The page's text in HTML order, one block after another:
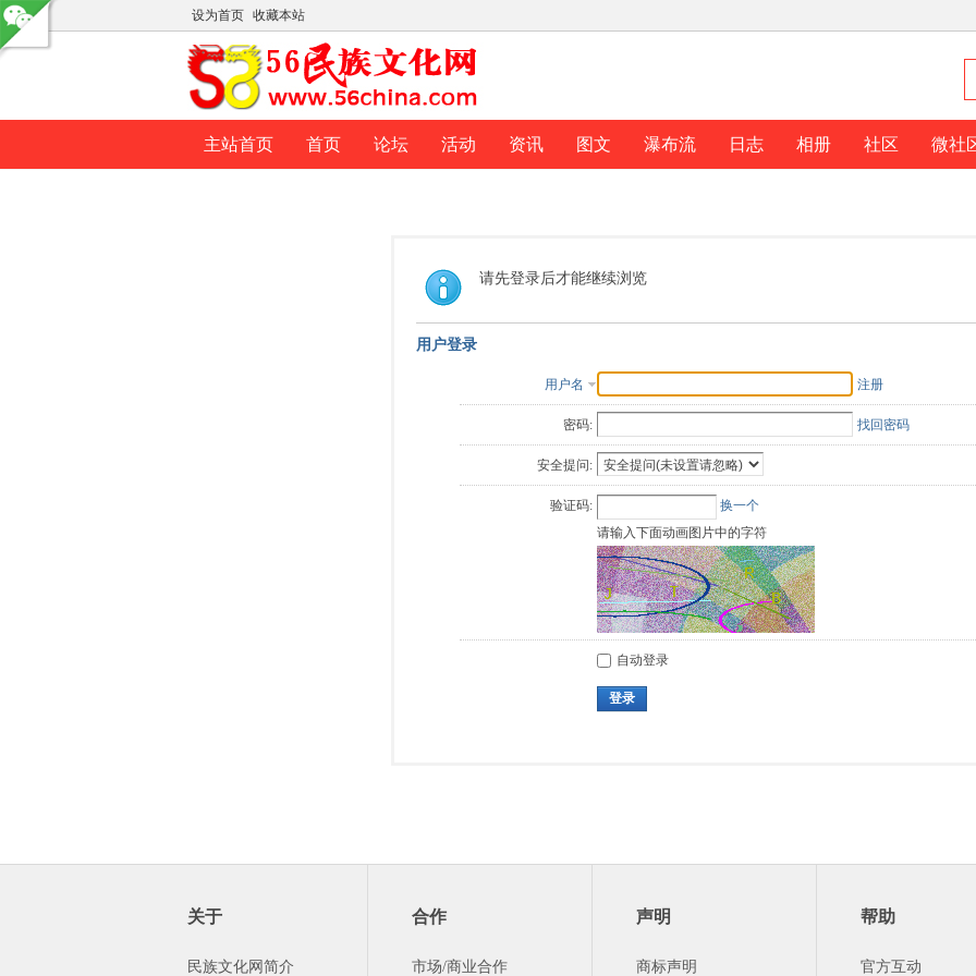
设为首页 收藏本站
主站首页 首页 论坛 活动 资讯 图文 瀑布流 日志 相册 社区 微社
请先登录后才能继续浏览
用户登录
用户名 注册
密码: 找回密码
安全提问:
验证码:
换一个
请输入下面动画图片中的字符
自动登录
登录
关于
民族文化网简介
合作
市场/商业合作
声明
商标声明
帮助
官方互动